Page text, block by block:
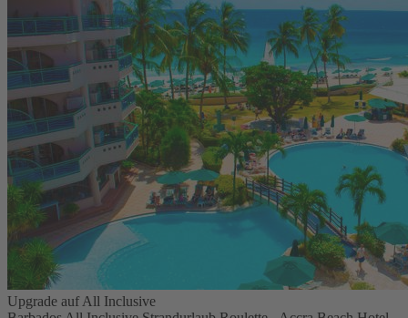
Upgrade auf All Inclusive